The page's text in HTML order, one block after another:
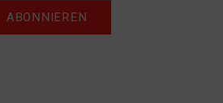
ABONNIEREN